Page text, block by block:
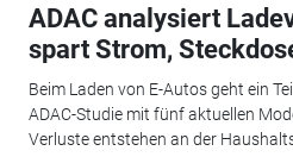
ADAC analysiert
spart Strom,
Beim Laden von E-Autos geht ein
ADAC-Studie mit fünf aktuellen
Verluste entstehen an der